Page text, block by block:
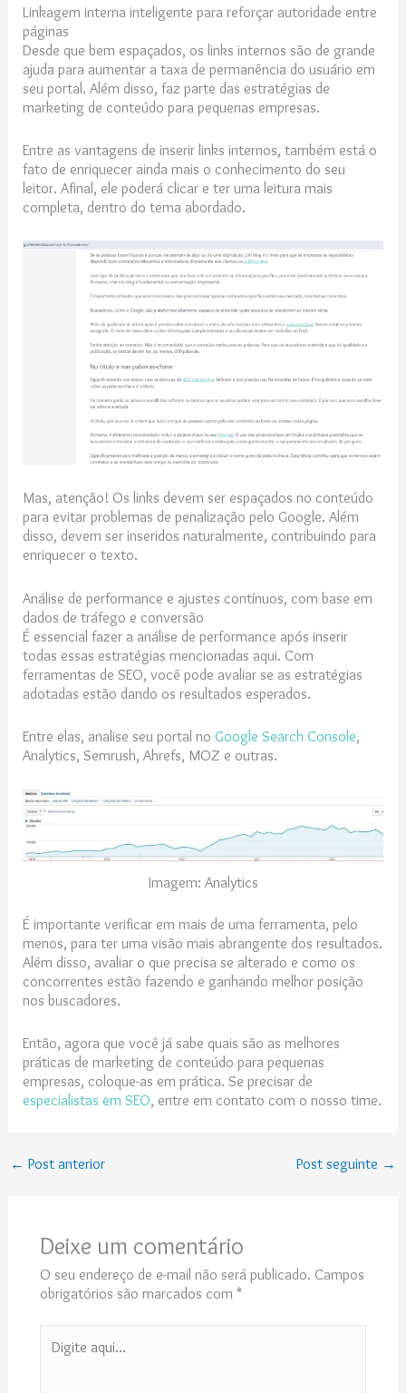
Linkagem interna inteligente para reforçar autoridade entre
páginas
Desde que bem espaçados, os links internos são de grande
ajuda para aumentar a taxa de permanência do usuário em
seu portal. Além disso, faz parte das estratégias de
marketing de conteúdo para pequenas empresas.
Entre as vantagens de inserir links internos, também está o
fato de enriquecer ainda mais o conhecimento do seu
leitor. Afinal, ele poderá clicar e ter uma leitura mais
completa, dentro do tema abordado.
Mas, atenção! Os links devem ser espaçados no conteúdo
para evitar problemas de penalização pelo Google. Além
disso, devem ser inseridos naturalmente, contribuindo para
enriquecer o texto.
Análise de performance e ajustes contínuos, com base em
dados de tráfego e conversão
É essencial fazer a análise de performance após inserir
todas essas estratégias mencionadas aqui. Com
ferramentas de SEO, você pode avaliar se as estratégias
adotadas estão dando os resultados esperados.
Entre elas, analise seu portal noGoogle Search Console,
Analytics, Semrush, Ahrefs, MOZ e outras.
Imagem: Analytics
É importante verificar em mais de uma ferramenta, pelo
menos, para ter uma visão mais abrangente dos resultados.
Além disso, avaliar o que precisa se alterado e como os
concorrentes estão fazendo e ganhando melhor posição
nos buscadores.
Então, agora que você já sabe quais são as melhores
práticas de marketing de conteúdo para pequenas
empresas, coloque-as em prática. Se precisar de
especialistas em SEO, entre em contato com o nosso time.
← Post anterior Post seguinte →
Deixe um comentário
O seu endereço de e-mail não será publicado. Campos
obrigatórios são marcados com *
aqui...